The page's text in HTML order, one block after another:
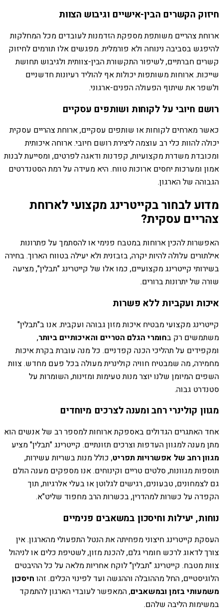
חיזוק הקשרים הבין-אישיים וגיבוש הצוות
ארוחת צהריים משותפת מספקת הזדמנות לעובדים מכל המחלקות
להיפגש בסביבה נינוחה ולא פורמלית. מפגשים אלו תורמים לחיזוק
קשרים חברתיים, לשיפור התקשורת הבין-צוותית ולגיבוש תחושת
שייכות. ארוחות משותפות יכולות אף להוליד רעיונות חדשניים
ולשפר את שיתוף הפעולה הפנים-ארגוני.
רושם חיובי על לקוחות ושותפים עסקיים
כאשר מארחים לקוחות או שותפים עסקיים, ארוחת צהריים עסקית
יכולה להוות כלי רב עוצמה ליצירת רושם חיובי. ארוחה איכותית
ומכובדת משדרת מקצועיות, קפדנות ודאגה לפרטים, ומסייעת לבנות
אמון ומערכות יחסים ארוכות טווח. היא מעידה על רמת הסטנדרטים
הגבוהה של הארגון.
מדוע לבחור בקייטרינג מקצועי לארוחת
צהריים עסקית?
האפשרות להכין ארוחות במטבח פנימי או להסתמך על פתרונות
אילתורים עלולה להיות יקרה, בזבזנית ולא יעילה בטווח הארוך. בחירה
בשירותי קייטרינג מקצועיים, כמו אלו של קייטרינג "תבלין", מציעה
שורה של יתרונות ברורים.
איכות ועקביות ללא פשרות
קייטרינג מקצועי מבטיח איכות מזון גבוהה ועקבית. אנו ב"תבלין"
משתמשים רק בחומרי הגלם הטריים והאיכותיים ביותר,
ומקפידים על תהליכי הכנה קפדניים. כל מנה עוברת בקרת איכות
מחמירה, מה שמבטיח חוויה קולינרית מעולה בכל פעם מחדש. צוות
השפים המיומן שלנו יוצר מנות טעימות ומזינות, השומרות על
סטנדרט גבוה.
מגוון קולינרי רחב ומענה לצרכים מיוחדים
אחד האתגרים הגדולים באספקת ארוחות למספר רב של אנשים הוא
מתן מענה למגוון העדפות וצרכים תזונתיים. קייטרינג "תבלין" מציע
מגוון רחב של אפשרויות תפריט, כולל מנות בשריות עשירות,
תוספות מגוונות, סלטים טריים וקינוחים. אנו מספקים מענה הולם
גם לצמחונים, טבעונים, רגישים לגלוטן או בעלי אלרגיות, תוך
הקפדה על כשרות למהדרין, בכשרות הרב מחפוד שליט"א.
נוחות, יעילות וחיסכון במשאבים פנימיים
העסקת קייטרינג חיצוני מפחיתה את הנטל התפעולי מהארגון. אין
צורך לדאוג לרכש חומרי גלם, להכנת מזון, לשטיפת כלים או לניהול
צוות מטבח. קייטרינג "תבלין" לוקח אחריות מלאה על כל ההיבטים
הלוגיסטיים, החל מההובלה וההגשה ועד לפינוי הכלים. זהו חיסכון
משמעותי בזמן ובמשאבים, המאפשר לעובדי הארגון להתמקד
במשימות הליבה שלהם.